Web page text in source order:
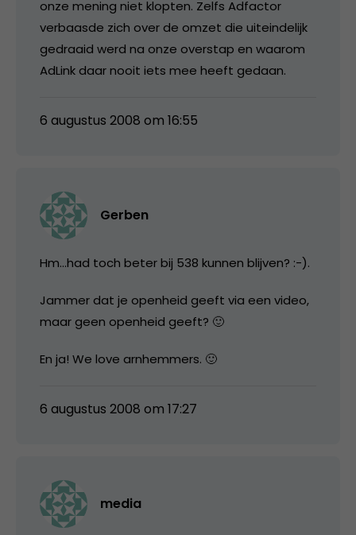
onze mening niet klopten. Zelfs Adfactor
verbaasde zich over de omzet die uiteindelijk
gedraaid werd na onze overstap en waarom
AdLink daar nooit iets mee heeft gedaan.
6 augustus 2008 om 16:55
Gerben
Hm…had toch beter bij 538 kunnen blijven? :-).
Jammer dat je openheid geeft via een video,
maar geen openheid geeft? 🙂
En ja! We love arnhemmers. 🙂
6 augustus 2008 om 17:27
media